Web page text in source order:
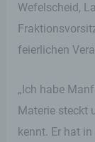
Wefelscheid,
feierlichen
„Ich habe
Materie steckt
kennt. Er hat